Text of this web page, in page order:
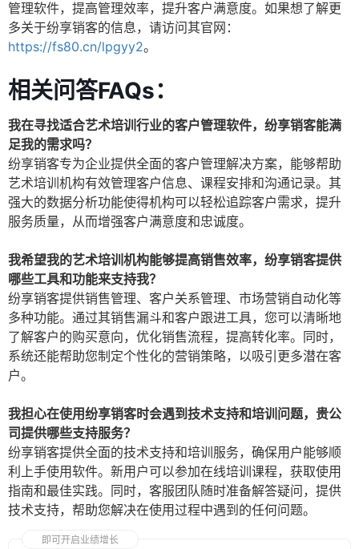
管理软件，提高管理效率，提升客户满意度。如果想了解更
多关于纷享销客的信息，请访问其官网：
https://fs80.cn/lpgyy2。
相关问答FAQs：
我在寻找适合艺术培训行业的客户管理软件，纷享销客能满
足我的需求吗？
纷享销客专为企业提供全面的客户管理解决方案，能够帮助
艺术培训机构有效管理客户信息、课程安排和沟通记录。其
强大的数据分析功能使得机构可以轻松追踪客户需求，提升
服务质量，从而增强客户满意度和忠诚度。
我希望我的艺术培训机构能够提高销售效率，纷享销客提供
哪些工具和功能来支持我？
纷享销客提供销售管理、客户关系管理、市场营销自动化等
多种功能。通过其销售漏斗和客户跟进工具，您可以清晰地
了解客户的购买意向，优化销售流程，提高转化率。同时，
系统还能帮助您制定个性化的营销策略，以吸引更多潜在客
户。
我担心在使用纷享销客时会遇到技术支持和培训问题，贵公
司提供哪些支持服务？
纷享销客提供全面的技术支持和培训服务，确保用户能够顺
利上手使用软件。新用户可以参加在线培训课程，获取使用
指南和最佳实践。同时，客服团队随时准备解答疑问，提供
技术支持，帮助您解决在使用过程中遇到的任何问题。
即可开启业绩增长